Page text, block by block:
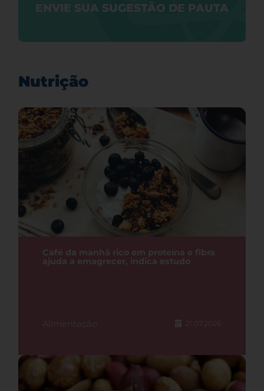
ENVIE SUA SUGESTÃO DE PAUTA
Nutrição
Café da manhã rico em proteína e fibra
ajuda a emagrecer, indica estudo
Alimentação 21.07.2026